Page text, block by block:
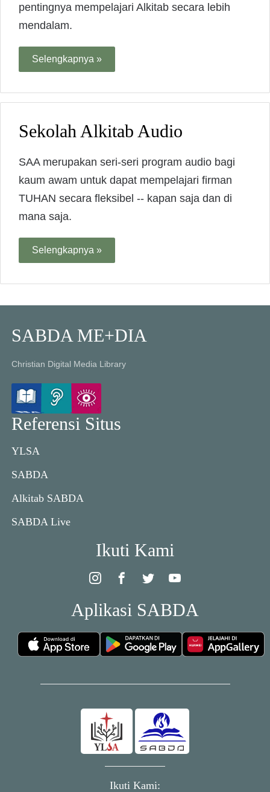
pentingnya mempelajari Alkitab secara lebih
mendalam.
Selengkapnya »
Sekolah Alkitab Audio
SAA merupakan seri-seri program audio bagi
kaum awam untuk dapat mempelajari firman
TUHAN secara fleksibel -- kapan saja dan di
mana saja.
Selengkapnya »
SABDA ME+DIA
Christian Digital Media Library
Referensi Situs
YLSA
SABDA
Alkitab SABDA
SABDA Live
Ikuti Kami
Aplikasi SABDA
Ikuti Kami: